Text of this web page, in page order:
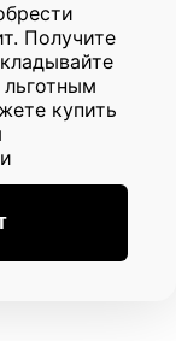
Получите
купить